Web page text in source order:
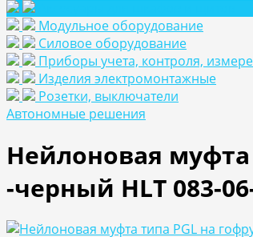
Модульное оборудование
Силовое оборудование
Приборы учета, контроля,
Изделия электромонтажные
Розетки, выключатели
Автономные решения
Нейлоновая муфта
-черный HLT 083-